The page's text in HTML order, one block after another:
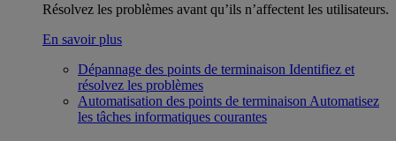
Résolvez les problèmes avant qu’ils n’affectent les utilisateurs.
En savoir plus
Dépannage des points de terminaison Identifiez et
résolvez les problèmes
Automatisation des points de terminaison Automatisez
les tâches informatiques courantes